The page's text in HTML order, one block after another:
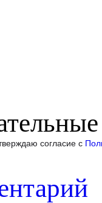
согласие с